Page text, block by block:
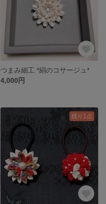
つまみ細工 *絹のコサージュ*
4,000円
残り1点